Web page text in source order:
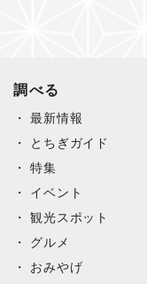
調べる
最新情報
とちぎガイド
特集
イベント
観光スポット
グルメ
おみやげ